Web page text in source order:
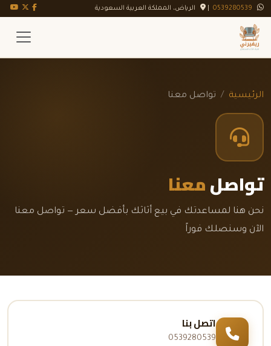
0539280539 الرياض، المملكة العربية السعودية فيسبوك
تويتر X
الرئيسية تواصل معنا
تواصلمعنا
نحن هنا لمساعدتك في بيع أثاثك بأفضل سعر — تواصل معنا
الآن وسنصلك فوراً
اتصل بنا
0539280539